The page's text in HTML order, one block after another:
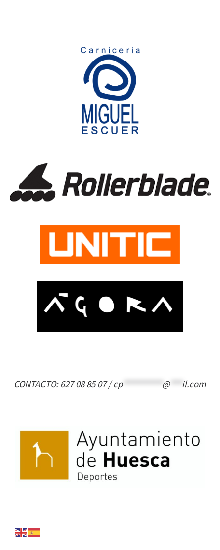
CONTACTO: 627 08 85 07 /cp********** @*** il.com